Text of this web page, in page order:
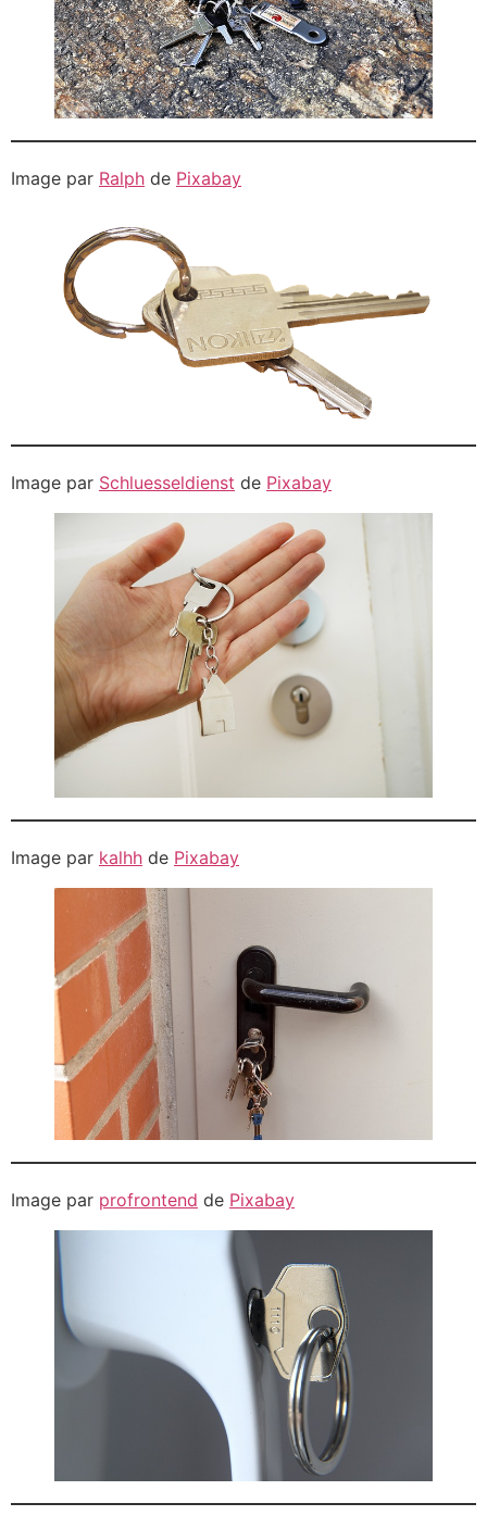
Image par Ralph de Pixabay
Image par Schluesseldienst de Pixabay
Image par kalhh de Pixabay
Image par profrontend de Pixabay